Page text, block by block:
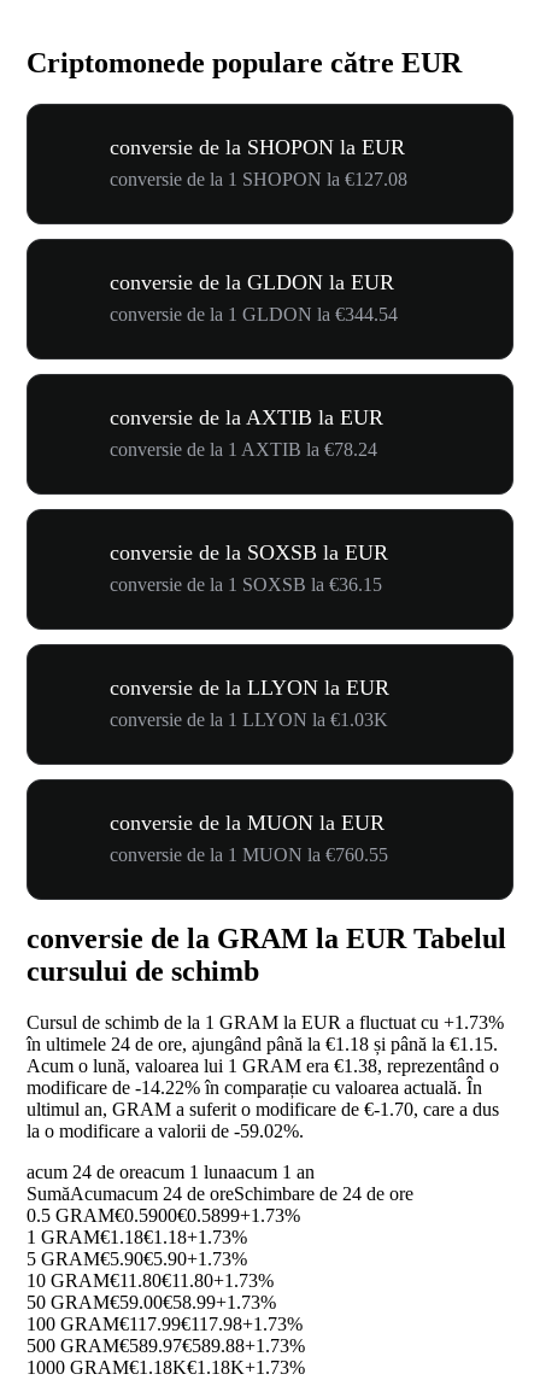
Criptomonede populare către EUR
conversie de la SHOPON la EUR
conversie de la 1 SHOPON la €127.08
conversie de la GLDON la EUR
conversie de la 1 GLDON la €344.54
conversie de la AXTIB la EUR
conversie de la 1 AXTIB la €78.24
conversie de la SOXSB la EUR
conversie de la 1 SOXSB la €36.15
conversie de la LLYON la EUR
conversie de la 1 LLYON la €1.03K
conversie de la MUON la EUR
conversie de la 1 MUON la €760.55
conversie de la GRAM la EUR Tabelul
cursului de schimb
Cursul de schimb de la 1 GRAM la EUR a fluctuat cu +1.73%
în ultimele 24 de ore, ajungând până la €1.18 și până la €1.15.
Acum o lună, valoarea lui 1 GRAM era €1.38, reprezentând o
modificare de -14.22%în comparație cu valoarea actuală. În
ultimul an, GRAM a suferit o modificare de €-1.70, care a dus
la o modificare a valorii de -59.02%.
acum 24 de oreacum 1 lunaacum 1 an
SumăAcumacum 24 de oreSchimbare de 24 de ore
0.5 GRAM€0.5900€0.5899+1.73%
1 GRAM€1.18€1.18+1.73%
5 GRAM€5.90€5.90+1.73%
10 GRAM€11.80€11.80+1.73%
50 GRAM€59.00€58.99+1.73%
100 GRAM€117.99€117.98+1.73%
500 GRAM€589.97€589.88+1.73%
1000 GRAM€1.18K€1.18K+1.73%